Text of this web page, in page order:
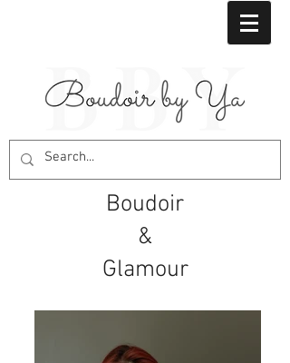
Boudoir
&
Glamour